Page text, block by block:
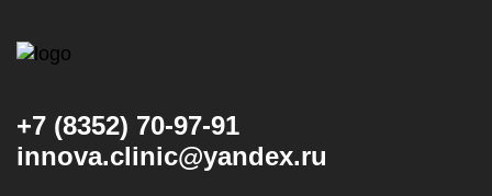
+7 (8352) 70-97-91
innova.clinic@yandex.ru